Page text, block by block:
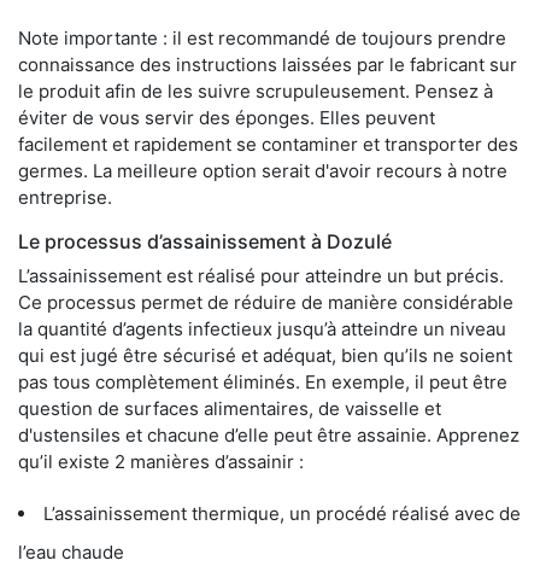
Note importante : il est recommandé de toujours prendre
connaissance des instructions laissées par le fabricant sur
le produit afin de les suivre scrupuleusement. Pensez à
éviter de vous servir des éponges. Elles peuvent
facilement et rapidement se contaminer et transporter des
germes. La meilleure option serait d'avoir recours à notre
entreprise.
Le processus d’assainissement à Dozulé
L’assainissement est réalisé pour atteindre un but précis.
Ce processus permet de réduire de manière considérable
la quantité d’agents infectieux jusqu’à atteindre un niveau
qui est jugé être sécurisé et adéquat, bien qu’ils ne soient
pas tous complètement éliminés. En exemple, il peut être
question de surfaces alimentaires, de vaisselle et
d'ustensiles et chacune d’elle peut être assainie. Apprenez
qu’il existe 2 manières d’assainir :
L’assainissement thermique, un procédé réalisé avec de
l’eau chaude